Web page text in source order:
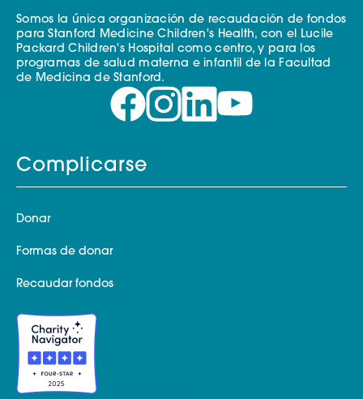
Somos la única organización de recaudación de fondos
para Stanford Medicine Children's Health, con el Lucile
Packard Children's Hospital como centro, y para los
programas de salud materna e infantil de la Facultad
de Medicina de Stanford.
Complicarse
Donar
Formas de donar
Recaudar fondos